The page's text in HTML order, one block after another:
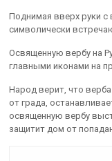
Поднимая вверх руки
символически
Освященную вербу на
главными иконами на
Народ верит, что
от града,
освященную вербу
защитит дом от